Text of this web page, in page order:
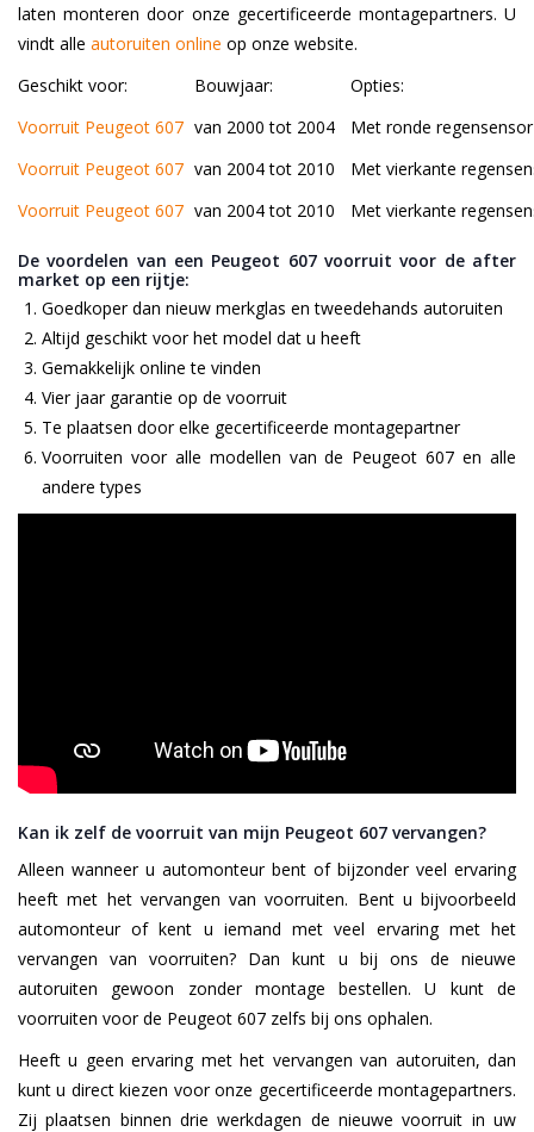
laten monteren door onze gecertificeerde montagepartners. U
vindt alle autoruiten online op onze website.
Geschikt voor:
Bouwjaar:
Opties:
Voorruit Peugeot 607 van 2000 tot 2004
Met ronde regensensor
Voorruit Peugeot 607 van 2004 tot 2010
Met vierkante
Voorruit Peugeot 607 van 2004 tot 2010 Met vierkante
De voordelen van een Peugeot 607 voorruit voor de after
market op een rijtje:
Goedkoper dan nieuw merkglas en tweedehands autoruiten
Altijd geschikt voor het model dat u heeft
Gemakkelijk online te vinden
Vier jaar garantie op de voorruit
Te plaatsen door elke gecertificeerde montagepartner
Voorruiten voor alle modellen van de Peugeot 607 en alle
andere types
Kan ik zelf de voorruit van mijn Peugeot 607 vervangen?
Alleen wanneer u automonteur bent of bijzonder veel ervaring
heeft met het vervangen van voorruiten. Bent u bijvoorbeeld
automonteur of kent u iemand met veel ervaring met het
vervangen van voorruiten? Dan kunt u bij ons de nieuwe
autoruiten gewoon zonder montage bestellen. U kunt de
voorruiten voor de Peugeot 607 zelfs bij ons ophalen.
Heeft u geen ervaring met het vervangen van autoruiten, dan
kunt u direct kiezen voor onze gecertificeerde montagepartners.
Zij plaatsen binnen drie werkdagen de nieuwe voorruit in uw